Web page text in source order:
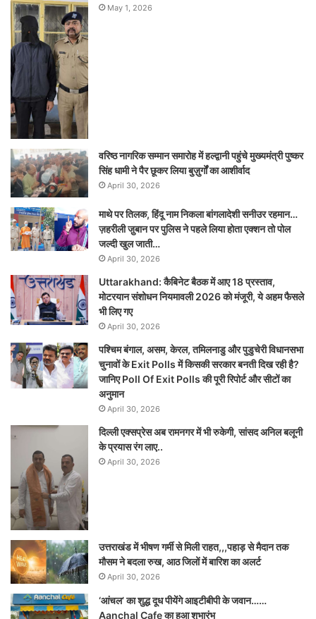
May 1, 2026
वरिष्ठ नागरिक सम्मान समारोह में हल्द्वानी पहुंचे मुख्यमंत्री पुष्कर
सिंह धामी ने पैर छूकर लिया बुज़ुर्गों का आशीर्वाद
April 30, 2026
माथे पर तिलक, हिंदू नाम निकला बांगलादेशी सनीउर रहमान…
ज़हरीली जु़बान पर पुलिस ने पहले लिया होता एक्शन तो पोल
जल्दी खुल जाती…
April 30, 2026
Uttarakhand: कैबिनेट बैठक में आए 18 प्रस्ताव,
मोटरयान संशोधन नियमावली 2026 को मंजूरी, ये अहम फैसले
भी लिए गए
April 30, 2026
पश्चिम बंगाल, असम, केरल, तमिलनाडु और पुडुचेरी विधानसभा
चुनावों के Exit Polls में किसकी सरकार बनती दिख रही है?
जानिए Poll Of Exit Polls की पूरी रिपोर्ट और सीटों का
अनुमान
April 30, 2026
दिल्ली एक्सप्रेस अब रामनगर में भी रुकेगी, सांसद अनिल बलूनी
के प्रयास रंग लाए..
April 30, 2026
उत्तराखंड में भीषण गर्मी से मिली राहत,,,पहाड़ से मैदान तक
मौसम ने बदला रुख, आठ जिलों में बारिश का अलर्ट
April 30, 2026
‘आंचल’ का शुद्ध दूध पीयेंगे आइटीबीपी के जवान……
Aanchal Cafe का हुआ शुभारंभ